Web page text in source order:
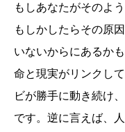
もしあなたがそのよ
もしかしたらその原
いないからにあるか
命と現実がリンクし
ビが勝手に動き続け
です。逆に言えば、